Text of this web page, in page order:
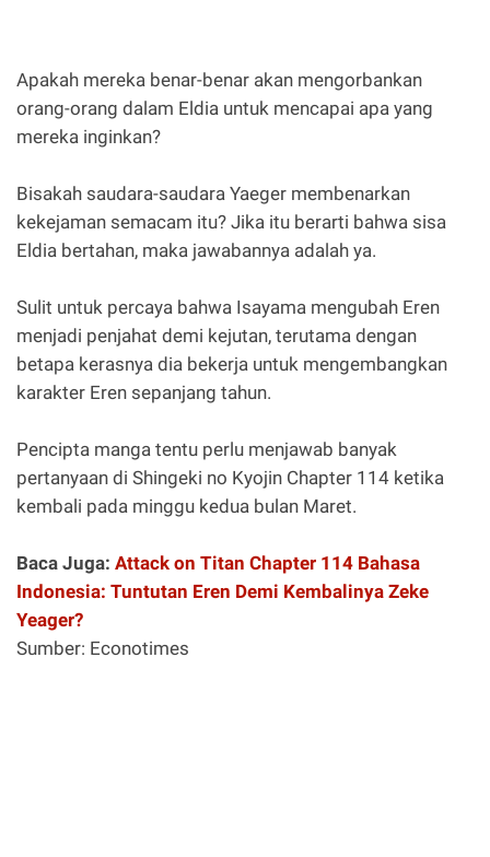
Apakah mereka benar-benar akan mengorbankan
orang-orang dalam Eldia untuk mencapai apa yang
mereka inginkan?
Bisakah saudara-saudara Yaeger membenarkan
kekejaman semacam itu? Jika itu berarti bahwa sisa
Eldia bertahan, maka jawabannya adalah ya.
Sulit untuk percaya bahwa Isayama mengubah Eren
menjadi penjahat demi kejutan, terutama dengan
betapa kerasnya dia bekerja untuk mengembangkan
karakter Eren sepanjang tahun.
Pencipta manga tentu perlu menjawab banyak
pertanyaan di Shingeki no Kyojin Chapter 114 ketika
kembali pada minggu kedua bulan Maret.
Baca Juga: Attack on Titan Chapter 114 Bahasa
Indonesia: Tuntutan Eren Demi Kembalinya Zeke
Yeager?
Sumber: Econotimes